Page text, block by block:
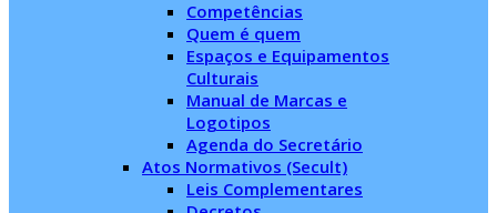
Competências
Quem é quem
Espaços e Equipamentos
Culturais
Manual de Marcas e
Logotipos
Agenda do Secretário
Atos Normativos (Secult)
Leis Complementares